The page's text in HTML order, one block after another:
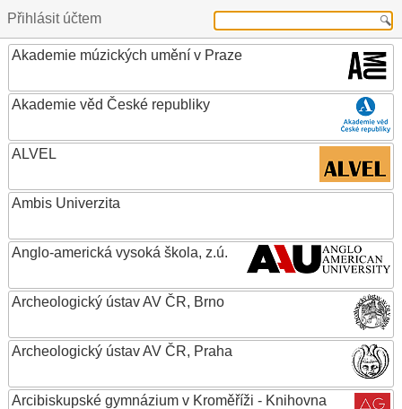
Přihlásit účtem
Akademie múzických umění v Praze
Akademie věd České republiky
ALVEL
Ambis Univerzita
Anglo-americká vysoká škola, z.ú.
Archeologický ústav AV ČR, Brno
Archeologický ústav AV ČR, Praha
Arcibiskupské gymnázium v Kroměříži - Knihovna